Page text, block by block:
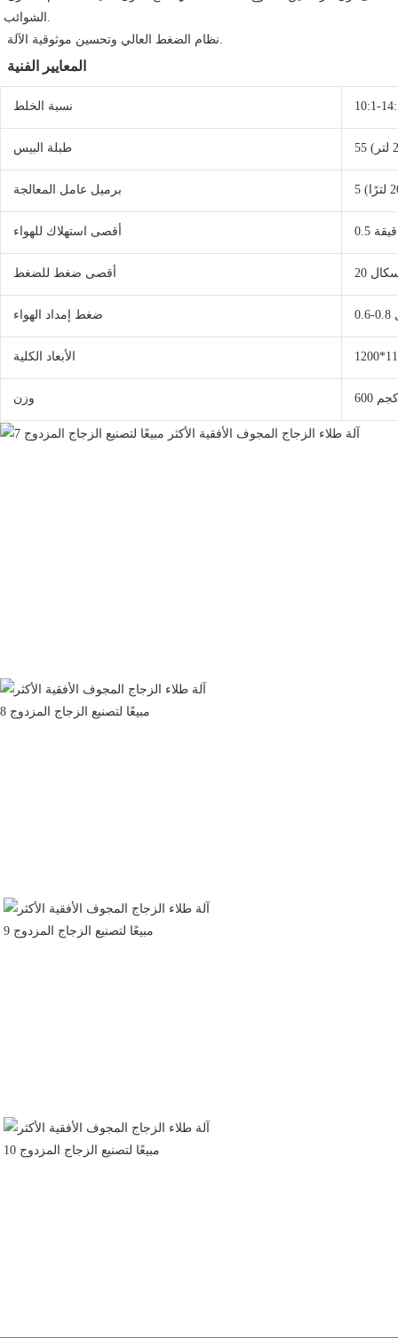
المعايير الفنية
نسبة الخلط 10:1-
طبلة البيس
برميل عامل المعالجة
أقصى استهلاك للهواء
أقصى ضغط للضغط
ضغط إمداد الهواء
الأبعاد الكلية
وزن 600 كجم